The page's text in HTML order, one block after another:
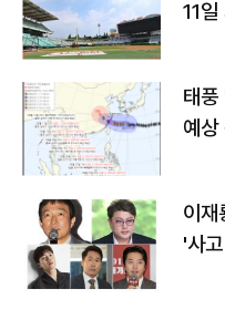
11
태
예상
이
'사